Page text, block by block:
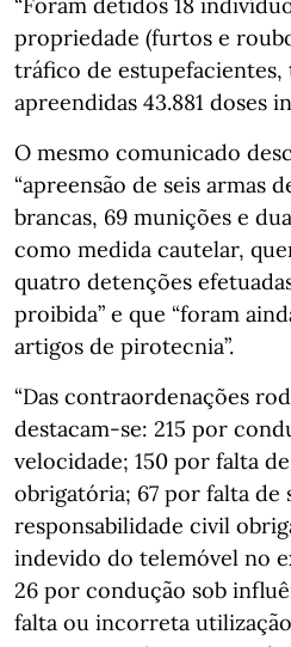
propriedade (furtos e
tráfico de estupefacientes,
apreendidas 43.881 doses
O mesmo comunicado
“apreensão de seis armas
brancas, 69 munições e
como medida cautelar,
quatro detenções
proibida” e que “foram
artigos de pirotecnia”.
“Das contraordenações
destacam-se: 215 por
velocidade; 150 por falta
obrigatória; 67 por falta de
responsabilidade civil
indevido do telemóvel no
26 por condução sob
falta ou incorreta